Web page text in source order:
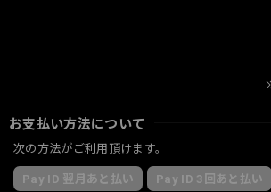
お支払い方法について
次の方法がご利用頂けます。
Pay ID 翌月あと払い Pay ID 3回あと払い